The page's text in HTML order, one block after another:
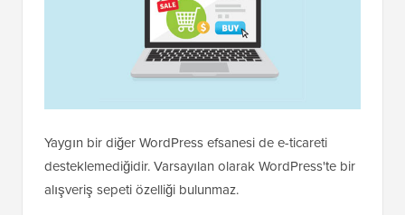
Yaygın bir diğer WordPress efsanesi de e-ticareti
desteklemediğidir. Varsayılan olarak WordPress'te bir
alışveriş sepeti özelliği bulunmaz.